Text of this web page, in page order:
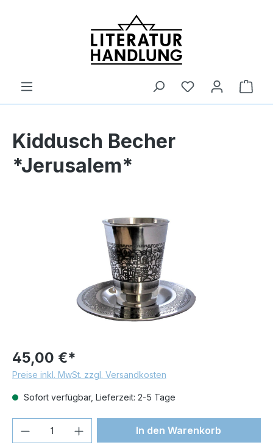
Kiddusch Becher
*Jerusalem*
45,00 €*
Preise inkl. MwSt. zzgl. Versandkosten
Sofort verfügbar, Lieferzeit: 2-5 Tage
Produkt Anzahl: Gib denIn den Warenkorb